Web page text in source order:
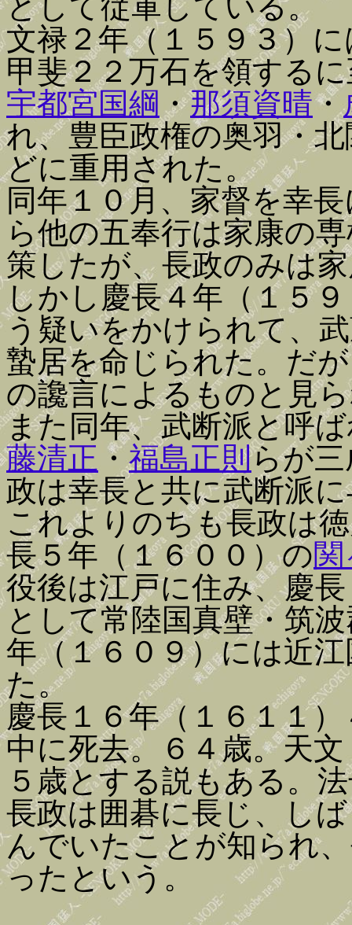
文禄２年（１５９３）
甲斐２２万石を領する
宇都宮国綱 ・那須資晴・
れ、豊臣政権の奥羽・
どに重用された。
同年１０月、家督を幸
ら他の五奉行は家康の
策したが、長政のみは
しかし慶長４年（１５
う疑いをかけられて、
蟄居を命じられた。だ
の讒言によるものと見
また同年、武断派と呼
藤清正 ・福島正則らが
政は幸長と共に武断派
これよりのちも長政は
長５年（１６００）の
役後は江戸に住み、慶
として常陸国真壁・筑
年（１６０９）には近
た。
慶長１６年（１６１１
中に死去。６４歳。天
５歳とする説もある。
長政は囲碁に長じ、し
んでいたことが知られ
ったという。